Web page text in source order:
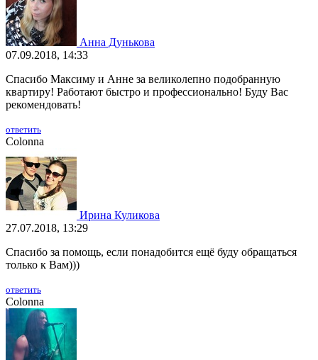
Анна Дунькова
07.09.2018, 14:33
Спасибо Максиму и Анне за великолепно подобранную
квартиру! Работают быстро и профессионально! Буду Вас
рекомендовать!
ответить
Colonna
Ирина Куликова
27.07.2018, 13:29
Спасибо за помощь, если понадобится ещё буду обращаться
только к Вам)))
ответить
Colonna